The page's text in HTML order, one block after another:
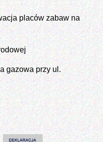
placów zabaw na
gazowa przy ul.